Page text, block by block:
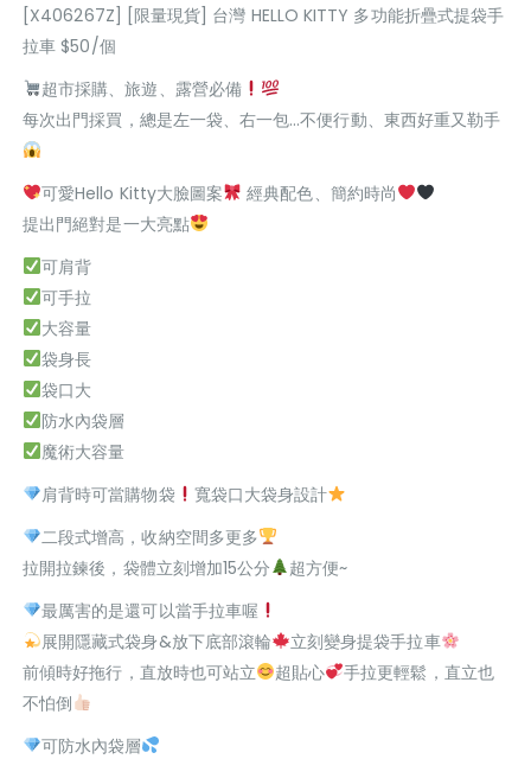
[X406267Z] [限量現貨] 台灣 HELLO KITTY 多功能折疊式提袋手
拉車 $50/個
超市採購、旅遊、露營必備
每次出門採買，總是左一袋、右一包…不便行動、東西好重又勒手
可愛Hello Kitty大臉圖案
經典配色、簡約時尚
提出門絕對是一大亮點
可肩背
可手拉
大容量
袋身長
袋口大
防水內袋層
魔術大容量
肩背時可當購物袋
寬袋口大袋身設計
二段式增高，收納空間多更多
拉開拉鍊後，袋體立刻增加15公分
超方便~
最厲害的是還可以當手拉車喔
展開隱藏式袋身&放下底部滾輪
立刻變身提袋手拉車
前傾時好拖行，直放時也可站立
超貼心
手拉更輕鬆，直立也
不怕倒
可防水內袋層